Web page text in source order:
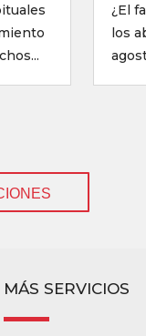
¿El
los
MÁS SERVICIOS